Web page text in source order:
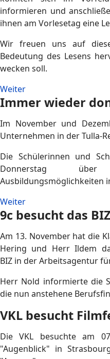
informieren und
ihnen am Vorlesetag eine
Wir freuen uns auf
Bedeutung des Lesens
wecken soll.
Weiter
Immer wieder
Im November und
Unternehmen in der Tulla-
Die Schülerinnen und
Donnerstag
Ausbildungsmöglichkeiten
Weiter
9c besucht das BIZ
Am 13. November hat die
Hering und Herr Ildem
BIZ in der Arbeitsagentur
Herr Nold informierte die
die nun anstehene
VKL besucht
Die VKL besuchte am
"Augenblick" in